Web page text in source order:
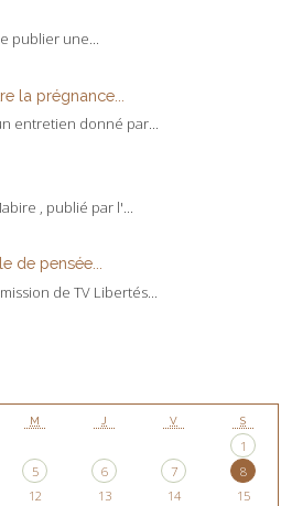
publier une...
la prégnance...
entretien donné par...
, publié par l'...
de pensée...
de TV Libertés...
M J V S
1
5 6 7
8
12 13 14
15